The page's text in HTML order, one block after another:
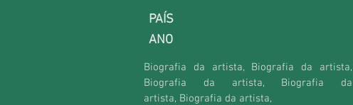
PAÍS
ANO
Biografia da artista, Biografia da artista,
Biografia da artista, Biografia da
artista, Biografia da artista,